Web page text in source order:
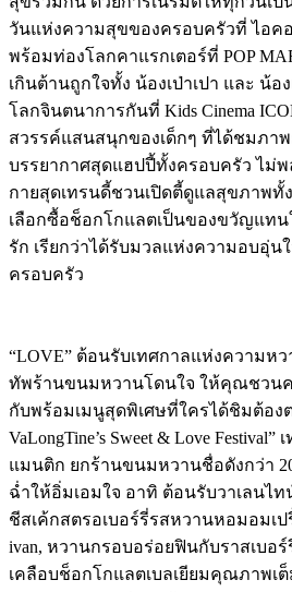
วันแห่งความสุขของครอบครัวที่ ไอค
พร้อมท่องโลกคาแรกเตอร์ที่ POP
เกินต้านถูกใจทั้ง น้องเป่าเปา และ น้อ
โลกจินตนาการกันที่ Kids Cinema
สวรรค์แสนสนุกของเด็กๆ ที่ได้ชมภา
บรรยากาศสุดแฮปปี้ทั้งครอบครัว ไม่
กายสุดเทรนดี้ชวนเปิดตี้ดูแลสุขภาพทั้
เลือกซื้อช็อกโกแลตเป็นของขวัญแท
รัก เรียกว่าได้รับมวลแห่งความอบอุ่น
ครอบครัว
“LOVE” ต้อนรับเทศกาลแห่งความห
ทัพร้านขนมหวานโดนใจ ให้คุณชวน
กับพร้อมเมนูสุดพิเศษที่ใครได้ชิมต้อง
VaLongTine’s Sweet & Love
แมนติก ยกร้านขนมหวานชื่อดังกว่า
ฉ่ำให้อิ่มเอมใจ อาทิ ต้อนรับวาเลนไทน์
ชีสเค้กสตรอเบอร์รี่รสหวานหอมอมเ
ivan, หวานกรอบอร่อยฟินกับราสเบอ
เคลือบช็อกโกแลตเบลเยียมคุณภาพเต็